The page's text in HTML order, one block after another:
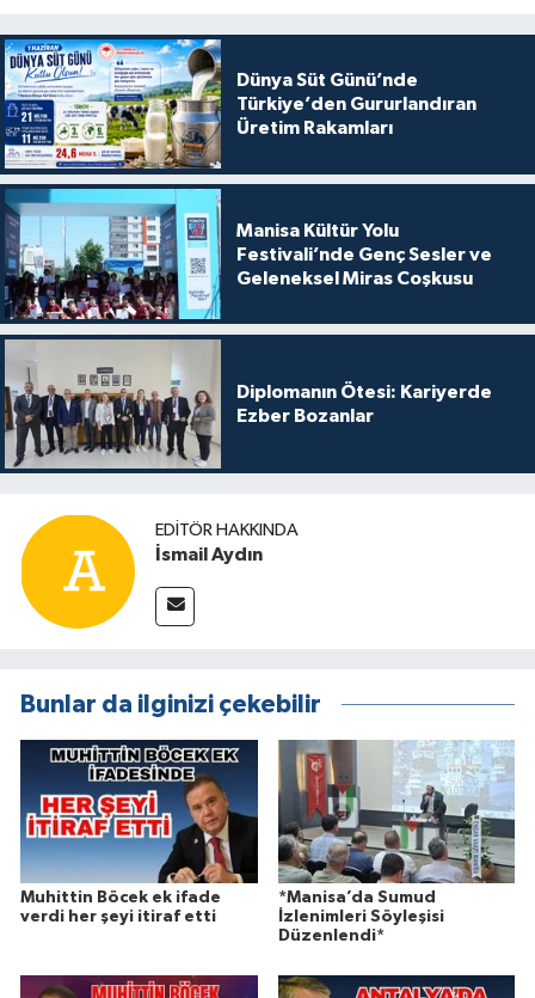
Dünya Süt Günü’nde
Türkiye’den Gururlandıran
Üretim Rakamları
Manisa Kültür Yolu
Festivali’nde Genç Sesler ve
Geleneksel Miras Coşkusu
Diplomanın Ötesi: Kariyerde
Ezber Bozanlar
EDITÖR HAKKINDA
İsmail Aydın
Bunlar da ilginizi çekebilir
Muhittin Böcek ek ifade
verdi her şeyi itiraf etti
*Manisa’da Sumud
İzlenimleri Söyleşisi
Düzenlendi*